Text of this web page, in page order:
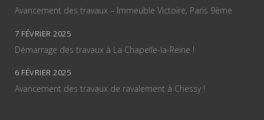
Avancement des travaux – Immeuble Victoire, Paris 9ème
7 FÉVRIER 2025
Démarrage des travaux à La Chapelle-la-Reine !
6 FÉVRIER 2025
Avancement des travaux de ravalement à Chessy !